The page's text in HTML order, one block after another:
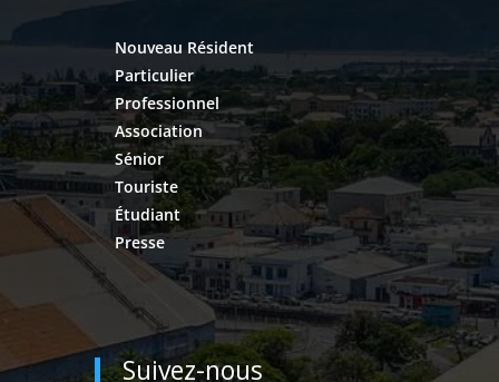
Nouveau Résident
Particulier
Professionnel
Association
Sénior
Touriste
Étudiant
Presse
Suivez-nous